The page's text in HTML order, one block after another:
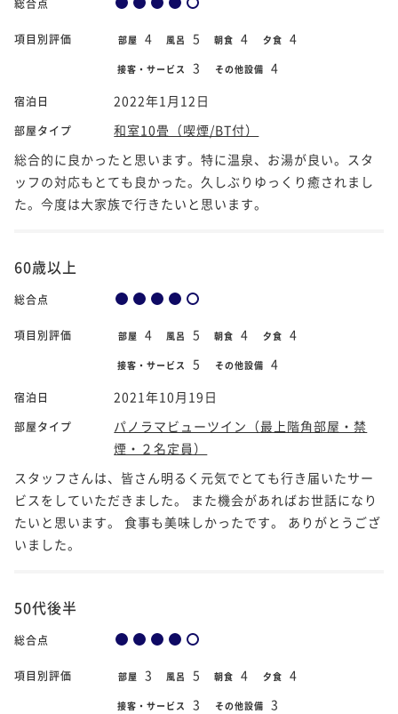
項目別評価 部屋 4 風呂 5 朝食 4 夕食 4
接客・サービス 3 その他設備 4
宿泊日 2022年1月12日
部屋タイプ
和室10畳（喫煙/BT付）
総合的に良かったと思います。特に温泉、お湯が良い。スタ
ッフの対応もとても良かった。久しぶりゆっくり癒されまし
た。今度は大家族で行きたいと思います。
60歳以上
総合点
項目別評価 部屋 4 風呂 5 朝食 4 夕食 4
接客・サービス 5 その他設備 4
宿泊日 2021年10月19日
部屋タイプ
パノラマビューツイン（最上階角部屋・禁
煙・２名定員）
スタッフさんは、皆さん明るく元気でとても行き届いたサー
ビスをしていただきました。 また機会があればお世話になり
たいと思います。 食事も美味しかったです。 ありがとうござ
いました。
50代後半
総合点
項目別評価 部屋 3 風呂 5 朝食 4 夕食 4
接客・サービス 3 その他設備 3